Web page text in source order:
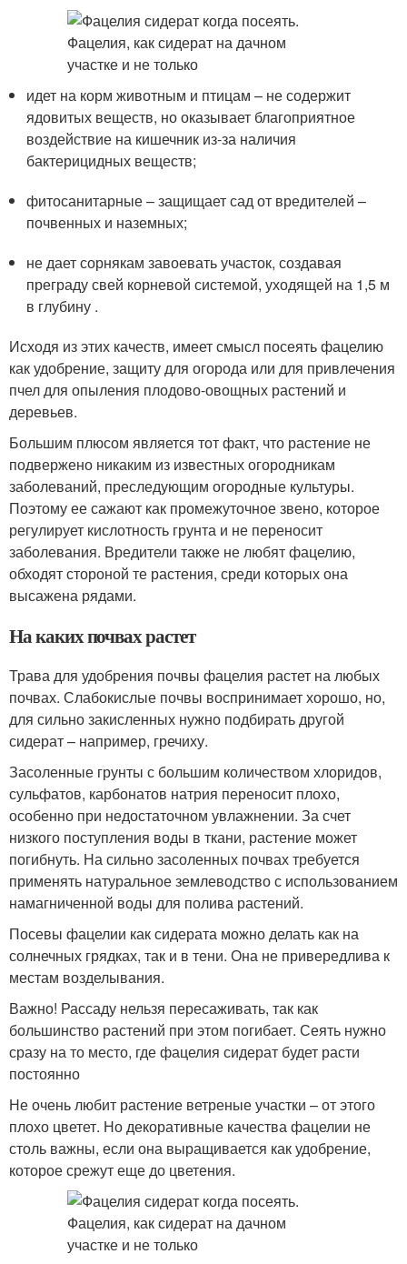
идет на корм животным и птицам – не содержит
ядовитых веществ, но оказывает благоприятное
воздействие на кишечник из-за наличия
бактерицидных веществ;
фитосанитарные – защищает сад от вредителей –
почвенных и наземных;
не дает сорнякам завоевать участок, создавая
преграду свей корневой системой, уходящей на 1,5 м
в глубину .
Исходя из этих качеств, имеет смысл посеять фацелию
как удобрение, защиту для огорода или для привлечения
пчел для опыления плодово-овощных растений и
деревьев.
Большим плюсом является тот факт, что растение не
подвержено никаким из известных огородникам
заболеваний, преследующим огородные культуры.
Поэтому ее сажают как промежуточное звено, которое
регулирует кислотность грунта и не переносит
заболевания. Вредители также не любят фацелию,
обходят стороной те растения, среди которых она
высажена рядами.
На каких почвах растет
Трава для удобрения почвы фацелия растет на любых
почвах. Слабокислые почвы воспринимает хорошо, но,
для сильно закисленных нужно подбирать другой
сидерат – например, гречиху.
Засоленные грунты с большим количеством хлоридов,
сульфатов, карбонатов натрия переносит плохо,
особенно при недостаточном увлажнении. За счет
низкого поступления воды в ткани, растение может
погибнуть. На сильно засоленных почвах требуется
применять натуральное землеводство с использованием
намагниченной воды для полива растений.
Посевы фацелии как сидерата можно делать как на
солнечных грядках, так и в тени. Она не привередлива к
местам возделывания.
Важно! Рассаду нельзя пересаживать, так как
большинство растений при этом погибает. Сеять нужно
сразу на то место, где фацелия сидерат будет расти
постоянно
Не очень любит растение ветреные участки – от этого
плохо цветет. Но декоративные качества фацелии не
столь важны, если она выращивается как удобрение,
которое срежут еще до цветения.